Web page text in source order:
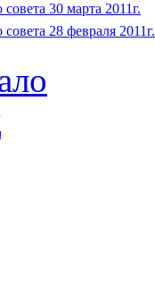
30 марта 2011г.
28 февраля 2011г.